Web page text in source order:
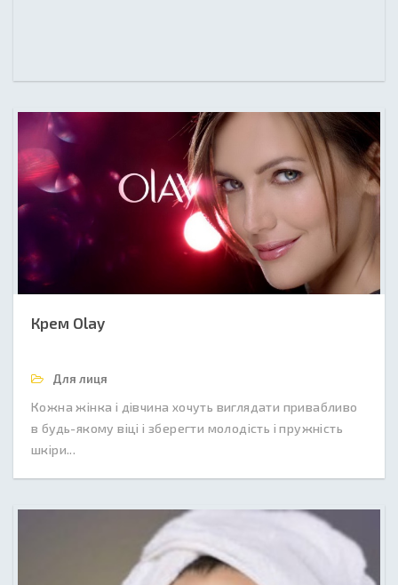
Крем Olay
Для лиця
Кожна жінка і дівчина хочуть виглядати привабливо
в будь-якому віці і зберегти молодість і пружність
шкіри...